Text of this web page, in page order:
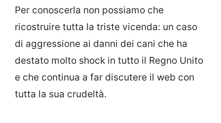
Per conoscerla non possiamo che
ricostruire tutta la triste vicenda: un caso
di aggressione ai danni dei cani che ha
destato molto shock in tutto il Regno Unito
e che continua a far discutere il web con
tutta la sua crudeltà.